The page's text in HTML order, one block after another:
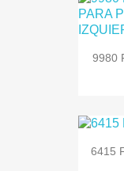
9980
6415